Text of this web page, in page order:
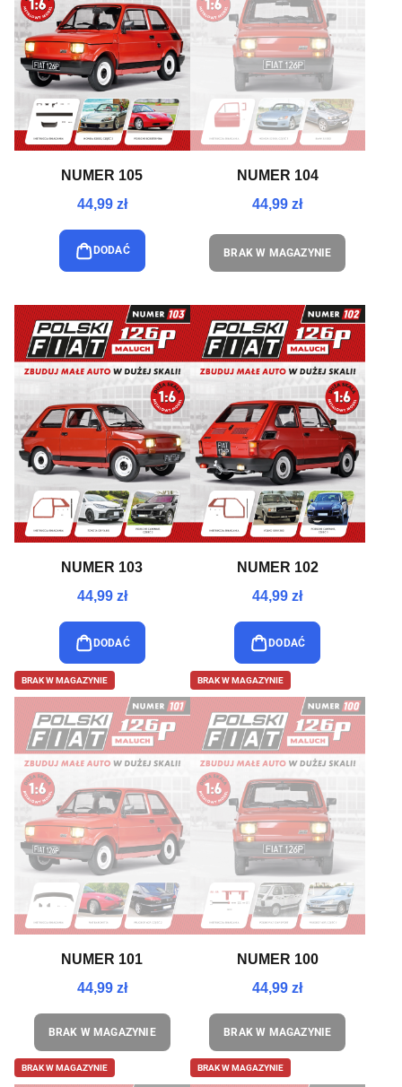
NUMER 105
44,99 zł
DODAĆ
NUMER 104
44,99 zł
BRAK W MAGAZYNIE
NUMER 103
44,99 zł
DODAĆ
NUMER 102
44,99 zł
DODAĆ
BRAK W MAGAZYNIE
NUMER 101
44,99 zł
BRAK W MAGAZYNIE
BRAK W MAGAZYNIE
NUMER 100
44,99 zł
BRAK W MAGAZYNIE
BRAK W MAGAZYNIE BRAK W MAGAZYNIE